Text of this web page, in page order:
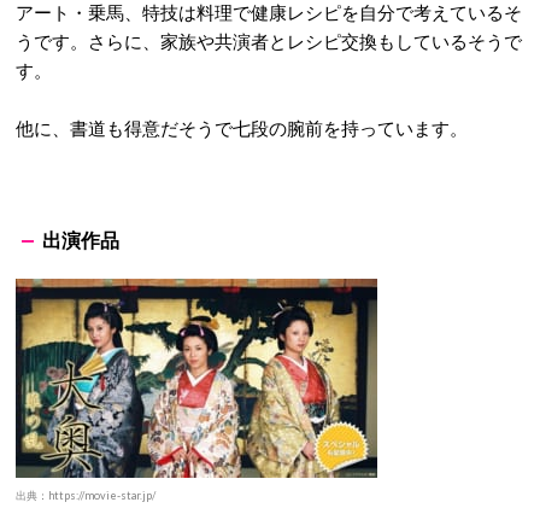
アート・乗馬、特技は料理で健康レシピを自分で考えているそ
うです。さらに、家族や共演者とレシピ交換もしているそうで
す。
他に、書道も得意だそうで七段の腕前を持っています。
出演作品
出典：https://movie-star.jp/